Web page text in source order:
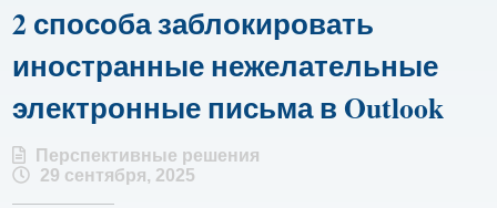
2 способа заблокировать
иностранные нежелательные
электронные письма в Outlook
Перспективные решения
29 сентября, 2025